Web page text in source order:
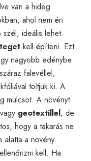
van a hideg
ahol nem éri
ideális lehet.
kell építeni. Ezt
nagyobb edénybe
falevéllel,
töltjük ki. A
mulcsot. A növényt
vagy geotextillel, de
hogy a takarás ne
a növény.
kell. Ha